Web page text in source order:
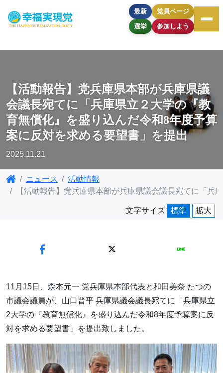
最新
選挙
党員ページ
参加しよう
【活動報告】党兵庫県本部が兵庫県議
会議長宛てに「兵庫県立２大学の『教
育無償化』を盛り込んだ令和8年度予算
案に反対を求める要望書」を提出
2025.11.21
ニュース
活動情報
【活動報告】党兵庫県本部が兵庫県議会議長宛てに「
文字サイズ 標準 拡大
11月15日、森本元一 党兵庫県本部代表と和田美奈 たつの
市議会議員が、山口晋平 兵庫県議会議長宛てに「兵庫県立
2大学の『教育無償化』を盛り込んだ令和8年度予算案に反
対を求める要望書」を提出致しました。